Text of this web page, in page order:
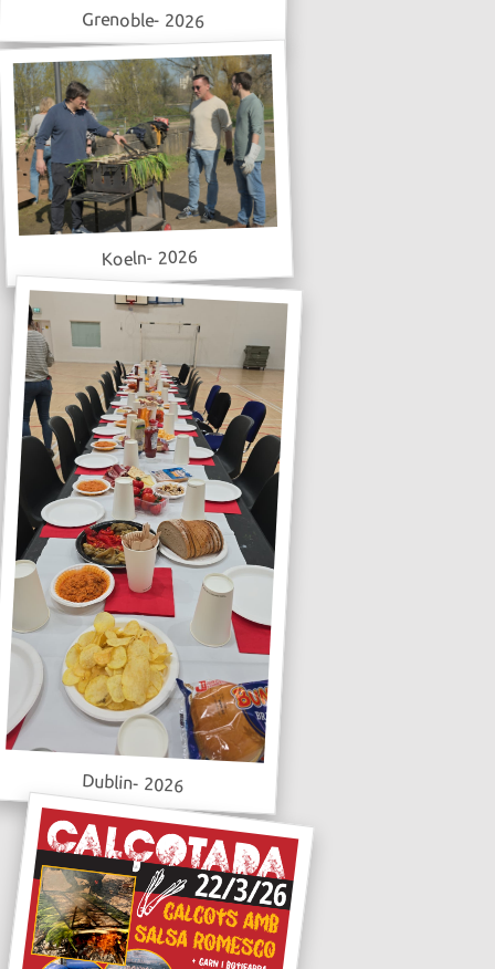
Grenoble- 2026
Koeln- 2026
Dublin- 2026